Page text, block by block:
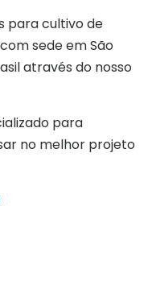
para cultivo de
sede em São
através do nosso
para
no melhor projeto